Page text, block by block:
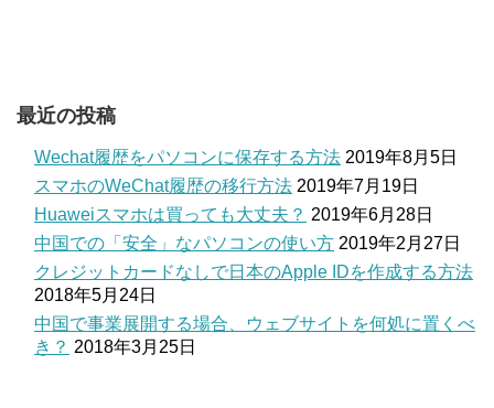
最近の投稿
Wechat履歴をパソコンに保存する方法 2019年8月5日
スマホのWeChat履歴の移行方法 2019年7月19日
Huaweiスマホは買っても大丈夫？ 2019年6月28日
中国での「安全」なパソコンの使い方 2019年2月27日
クレジットカードなしで日本のApple IDを作成する方法
2018年5月24日
中国で事業展開する場合、ウェブサイトを何処に置くべ
き？ 2018年3月25日